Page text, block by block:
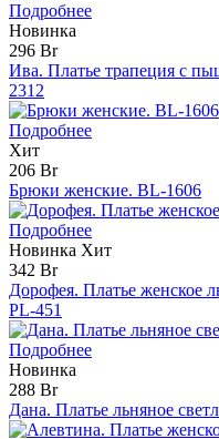
Подробнее
Новинка
296 Br
Ива. Платье трапеция с
2312
Подробнее
Хит
206 Br
Брюки женские. BL-1606
Подробнее
Новинка Хит
342 Br
Дорофея. Платье женское
PL-451
Подробнее
Новинка
288 Br
Дана. Платье льняное